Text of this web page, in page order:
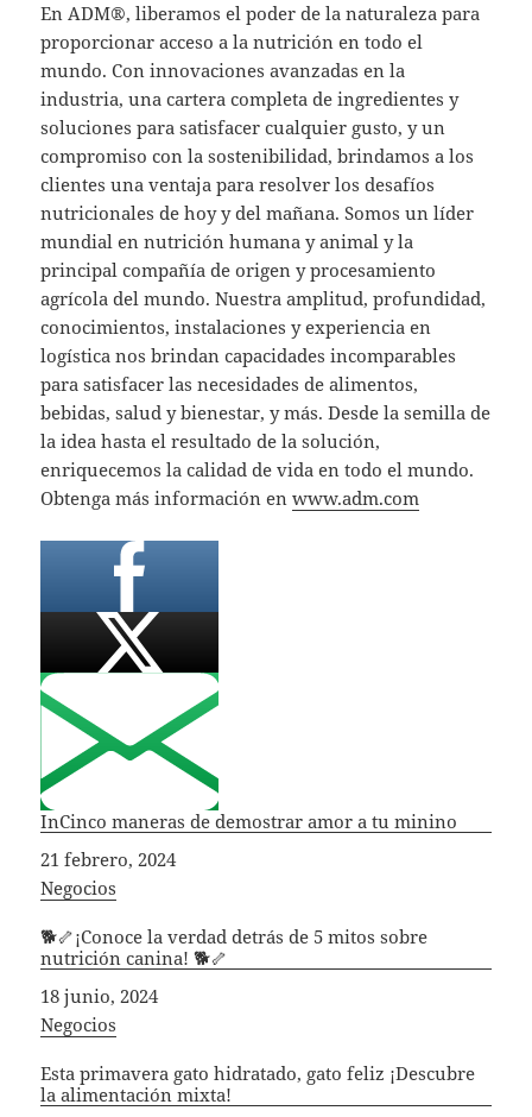
En ADM®, liberamos el poder de la naturaleza para
proporcionar acceso a la nutrición en todo el
mundo. Con innovaciones avanzadas en la
industria, una cartera completa de ingredientes y
soluciones para satisfacer cualquier gusto, y un
compromiso con la sostenibilidad, brindamos a los
clientes una ventaja para resolver los desafíos
nutricionales de hoy y del mañana. Somos un líder
mundial en nutrición humana y animal y la
principal compañía de origen y procesamiento
agrícola del mundo. Nuestra amplitud, profundidad,
conocimientos, instalaciones y experiencia en
logística nos brindan capacidades incomparables
para satisfacer las necesidades de alimentos,
bebidas, salud y bienestar, y más. Desde la semilla de
la idea hasta el resultado de la solución,
enriquecemos la calidad de vida en todo el mundo.
Obtenga más información enwww.adm.com
InCinco maneras de demostrar amor a tu minino
Fecha
21 febrero, 2024
In relation to
Negocios
🐕🦴¡Conoce la verdad detrás de 5 mitos sobre
nutrición canina! 🐕🦴
Fecha
18 junio, 2024
In relation to
Negocios
Esta primavera gato hidratado, gato feliz ¡Descubre
la alimentación mixta!